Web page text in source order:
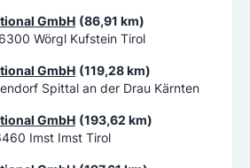
GmbH (86,91 km)
Wörgl Kufstein Tirol
GmbH (119,28 km)
Spittal an der Drau Kärnten
GmbH (193,62 km)
Imst Imst Tirol